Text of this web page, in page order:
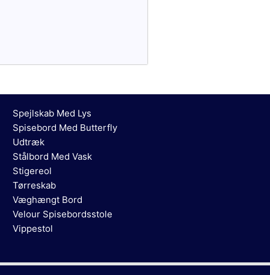
Spejlskab Med Lys
Spisebord Med Butterfly
Udtræk
Stålbord Med Vask
Stigereol
Tørreskab
Væghængt Bord
Velour Spisebordsstole
Vippestol